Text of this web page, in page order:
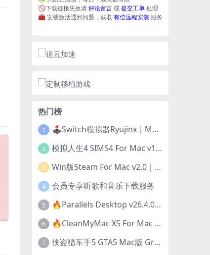
🚫下载链接失效请评论留言或提交工单处理
🧰 安装激活遇到问题，获取 有偿远程安装 服务
热门榜
1 🕹️Switch模拟器Ryujinx｜Mac+Win版｜开发团队已解散此乃最后的绝唱版本
2 模拟人生4 SIMS4 For Mac v1.118.257.1220｜中文原生版｜无限金币｜全100DLC
3 Win版Steam For Mac v2.0｜在Mac运行Win版游戏！｜升级GPTK4.0支持！
4 会员专享听歌和音乐下载服务
5 🔥Parallels Desktop v26.4.0-57513｜免激活版｜在Mac上安装Windows/Linux等系统[赠Windows激活]
6 🔥CleanMyMac X5 For Mac v5.5.7｜免激活版｜macOS系统优化/清理神器
7 侠盗猎车手5 GTA5 Mac版 Grand Theft Auto V For Mac｜中文破解版